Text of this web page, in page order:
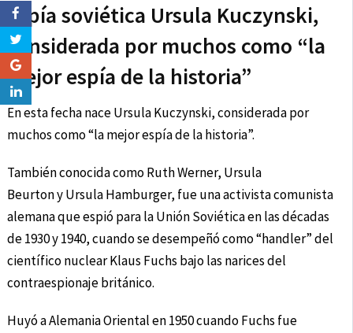
espía soviética Ursula Kuczynski,
considerada por muchos como “la
mejor espía de la historia”
En esta fecha nace Ursula Kuczynski, considerada por
muchos como “la mejor espía de la historia”.
También conocida como Ruth Werner, Ursula
Beurton y Ursula Hamburger, fue una activista comunista
alemana que espió para la Unión Soviética en las décadas
de 1930 y 1940, cuando se desempeñó como “handler” del
científico nuclear Klaus Fuchs bajo las narices del
contraespionaje británico.
Huyó a Alemania Oriental en 1950 cuando Fuchs fue